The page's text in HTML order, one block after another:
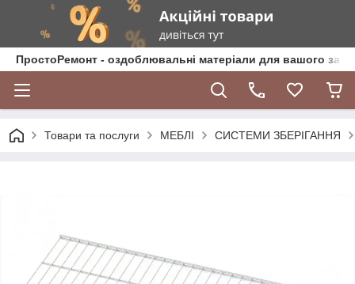
ПростоРемонт - оздоблювальні матеріали для вашого
Товари та послуги МЕБЛІ СИСТЕМИ ЗБЕРІГАННЯ